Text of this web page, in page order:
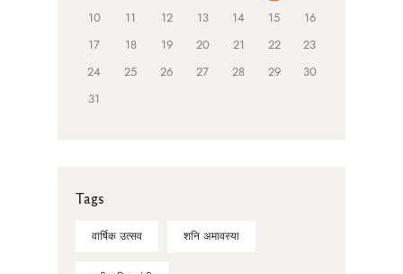
10
11 12 13 14 15
16
17
18 19 20 21 22
23
24
25 26 27 28 29
30
31
Tags
वार्षिक उत्सव शनि अमावस्या